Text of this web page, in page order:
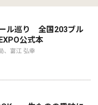
ル巡り 全国203ブル
公式本
、富江 弘幸